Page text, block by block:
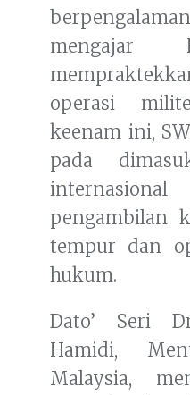
mengajar
operasi
keenam ini,
pada
pengambilan
tempur dan
hukum.
Dato’ Seri
Hamidi,
Malaysia,